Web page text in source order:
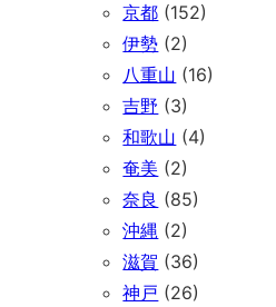
京都 (152)
伊勢 (2)
八重山 (16)
吉野 (3)
和歌山 (4)
奄美 (2)
奈良 (85)
沖縄 (2)
滋賀 (36)
神戸 (26)